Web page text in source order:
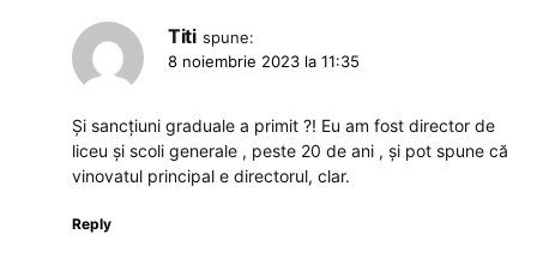
Titi spune:
8 noiembrie 2023 la 11:35
Și sancțiuni graduale a primit ?! Eu am fost director de
liceu și scoli generale , peste 20 de ani , și pot spune că
vinovatul principal e directorul, clar.
Reply